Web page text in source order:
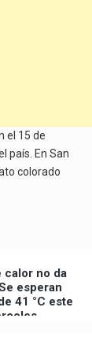
el 15 de
país. En San
colorado
calor no da
esperan
41 °C este